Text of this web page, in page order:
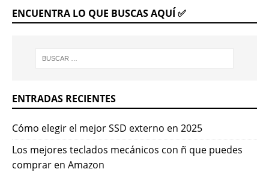
ENCUENTRA LO QUE BUSCAS AQUÍ ✅
ENTRADAS RECIENTES
Cómo elegir el mejor SSD externo en 2025
Los mejores teclados mecánicos con ñ que puedes
comprar en Amazon